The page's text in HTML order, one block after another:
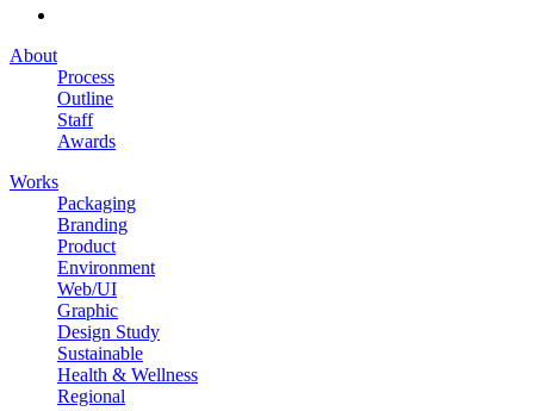
About
Process
Outline
Staff
Awards
Works
Packaging
Branding
Product
Environment
Web/UI
Graphic
Design Study
Sustainable
Health & Wellness
Regional